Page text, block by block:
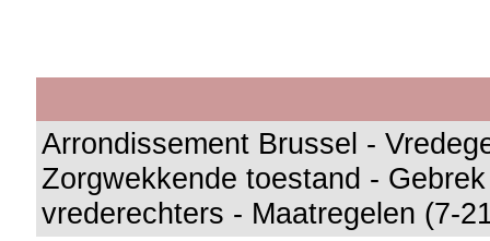
Arrondissement Brussel -
Zorgwekkende toestand -
vrederechters - Maatregelen (7-